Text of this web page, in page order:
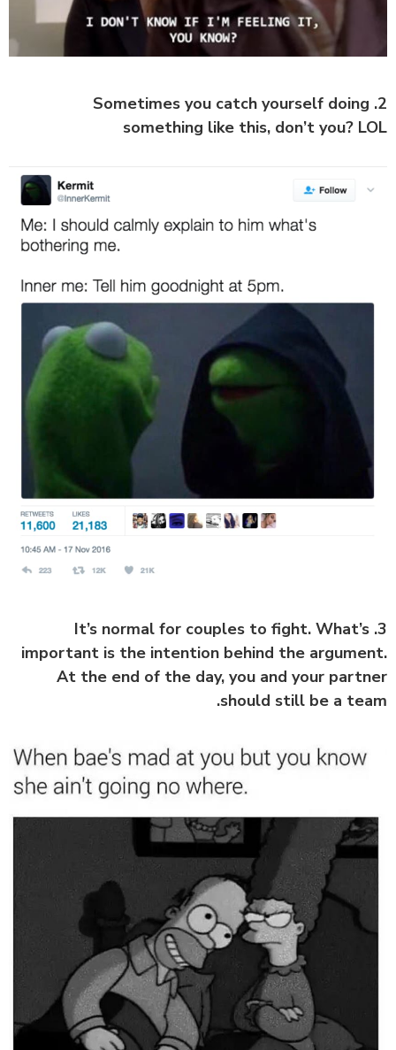
2. Sometimes you catch yourself doing
something like this, don’t you? LOL
3. It’s normal for couples to fight. What’s
important is the intention behind the argument.
At the end of the day, you and your partner
should still be a team.